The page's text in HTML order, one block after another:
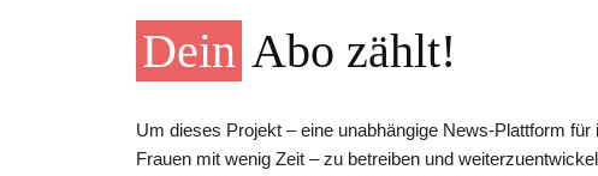
Dein Abo zählt!
Um dieses Projekt – eine unabhängige News-Plattform für
Frauen mit wenig Zeit – zu betreiben und